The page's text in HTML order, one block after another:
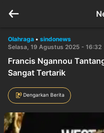
Olahraga • sindonews
Selasa, 19 Agustus 2025 - 16:32
Francis Ngannou
Sangat Tertarik
Dengarkan Berita